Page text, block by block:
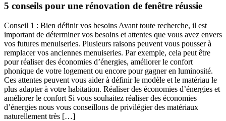
5 conseils pour une rénovation de fenêtre réussie
Conseil 1 : Bien définir vos besoins Avant toute recherche, il est
important de déterminer vos besoins et attentes que vous avez envers
vos futures menuiseries. Plusieurs raisons peuvent vous pousser à
remplacer vos anciennes menuiseries. Par exemple, cela peut être
pour réaliser des économies d’énergies, améliorer le confort
phonique de votre logement ou encore pour gagner en luminosité.
Ces attentes peuvent vous aider à définir le modèle et le matériau le
plus adapter à votre habitation. Réaliser des économies d’énergies et
améliorer le confort Si vous souhaitez réaliser des économies
d’énergies nous vous conseillons de privilégier des matériaux
naturellement très […]